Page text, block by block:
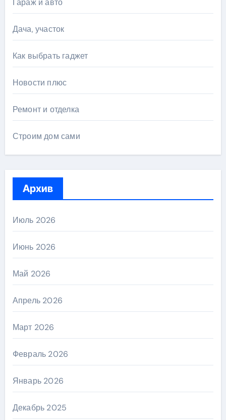
Гараж и авто
Дача, участок
Как выбрать гаджет
Новости плюс
Ремонт и отделка
Строим дом сами
Архив
Июль 2026
Июнь 2026
Май 2026
Апрель 2026
Март 2026
Февраль 2026
Январь 2026
Декабрь 2025